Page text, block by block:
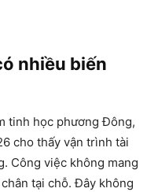
nhiều biến
tinh học phương Đông,
cho thấy vận trình tài
Công việc không mang
tại chỗ. Đây không